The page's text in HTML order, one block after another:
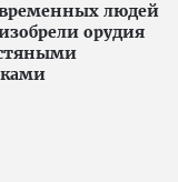
людей
орудия